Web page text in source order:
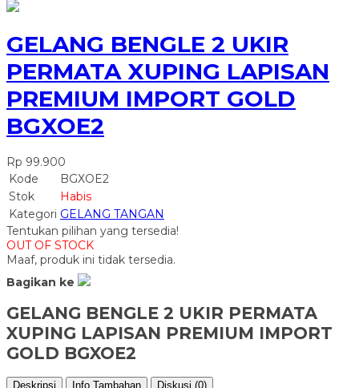
GELANG BENGLE 2 UKIR
PERMATA XUPING LAPISAN
PREMIUM IMPORT GOLD
BGXOE2
Rp 99.900
Kode
BGXOE2
Stok
Habis
Kategori GELANG TANGAN
Tentukan pilihan yang tersedia!
OUT OF STOCK
Maaf, produk ini tidak tersedia.
Bagikan ke
GELANG BENGLE 2 UKIR PERMATA
XUPING LAPISAN PREMIUM IMPORT
GOLD BGXOE2
Deskripsi Info Tambahan Diskusi (0)